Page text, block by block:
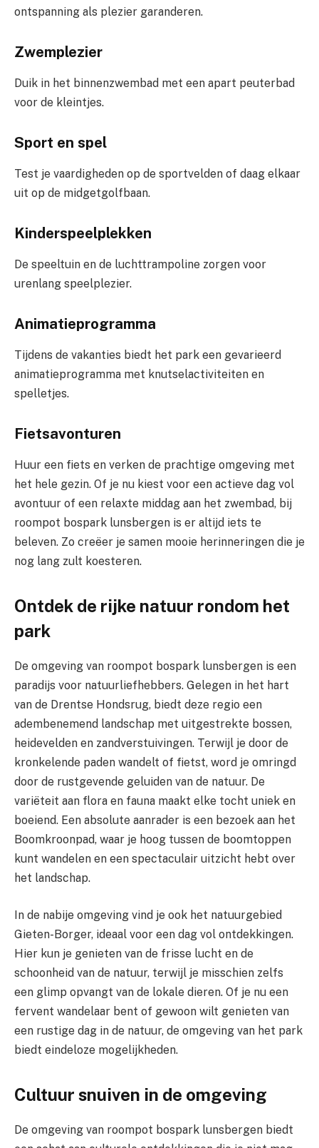
ontspanning als plezier garanderen.
Zwemplezier
Duik in het binnenzwembad met een apart peuterbad
voor de kleintjes.
Sport en spel
Test je vaardigheden op de sportvelden of daag elkaar
uit op de midgetgolfbaan.
Kinderspeelplekken
De speeltuin en de luchttrampoline zorgen voor
urenlang speelplezier.
Animatieprogramma
Tijdens de vakanties biedt het park een gevarieerd
animatieprogramma met knutselactiviteiten en
spelletjes.
Fietsavonturen
Huur een fiets en verken de prachtige omgeving met
het hele gezin. Of je nu kiest voor een actieve dag vol
avontuur of een relaxte middag aan het zwembad, bij
roompot bospark lunsbergen is er altijd iets te
beleven. Zo creëer je samen mooie herinneringen die je
nog lang zult koesteren.
Ontdek de rijke natuur rondom het
park
De omgeving van roompot bospark lunsbergen is een
paradijs voor natuurliefhebbers. Gelegen in het hart
van de Drentse Hondsrug, biedt deze regio een
adembenemend landschap met uitgestrekte bossen,
heidevelden en zandverstuivingen. Terwijl je door de
kronkelende paden wandelt of fietst, word je omringd
door de rustgevende geluiden van de natuur. De
variëteit aan flora en fauna maakt elke tocht uniek en
boeiend. Een absolute aanrader is een bezoek aan het
Boomkroonpad, waar je hoog tussen de boomtoppen
kunt wandelen en een spectaculair uitzicht hebt over
het landschap.
In de nabije omgeving vind je ook het natuurgebied
Gieten-Borger, ideaal voor een dag vol ontdekkingen.
Hier kun je genieten van de frisse lucht en de
schoonheid van de natuur, terwijl je misschien zelfs
een glimp opvangt van de lokale dieren. Of je nu een
fervent wandelaar bent of gewoon wilt genieten van
een rustige dag in de natuur, de omgeving van het park
biedt eindeloze mogelijkheden.
Cultuur snuiven in de omgeving
De omgeving van roompot bospark lunsbergen biedt